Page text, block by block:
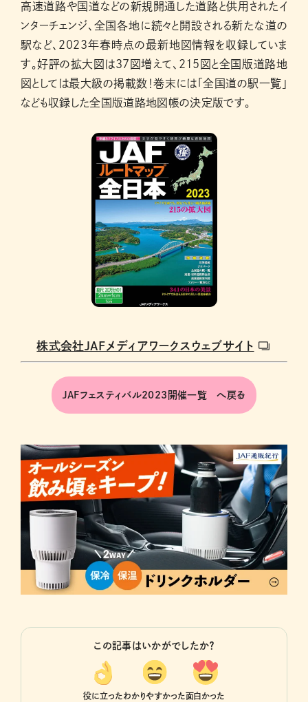
高速道路や国道などの新規開通した道路と供用されたイ
ンターチェンジ、全国各地に続々と開設される新たな道の
駅など、２０２３年春時点の最新地図情報を収録していま
す。好評の拡大図は37図増えて、215図と全国版道路地
図としては最大級の掲載数！巻末には「全国道の駅一覧」
なども収録した全国版道路地図帳の決定版です。
株式会社JAFメディアワークスウェブサイト
JAFフェスティバル2023開催一覧 へ戻る
この記事はいかがでしたか？
役に立ったわかりやすかった面白かった